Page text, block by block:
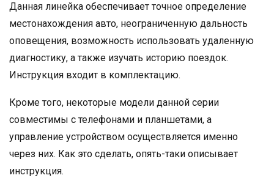
Данная линейка обеспечивает точное определение
местонахождения авто, неограниченную дальность
оповещения, возможность использовать удаленную
диагностику, а также изучать историю поездок.
Инструкция входит в комплектацию.
Кроме того, некоторые модели данной серии
совместимы с телефонами и планшетами, а
управление устройством осуществляется именно
через них. Как это сделать, опять-таки описывает
инструкция.